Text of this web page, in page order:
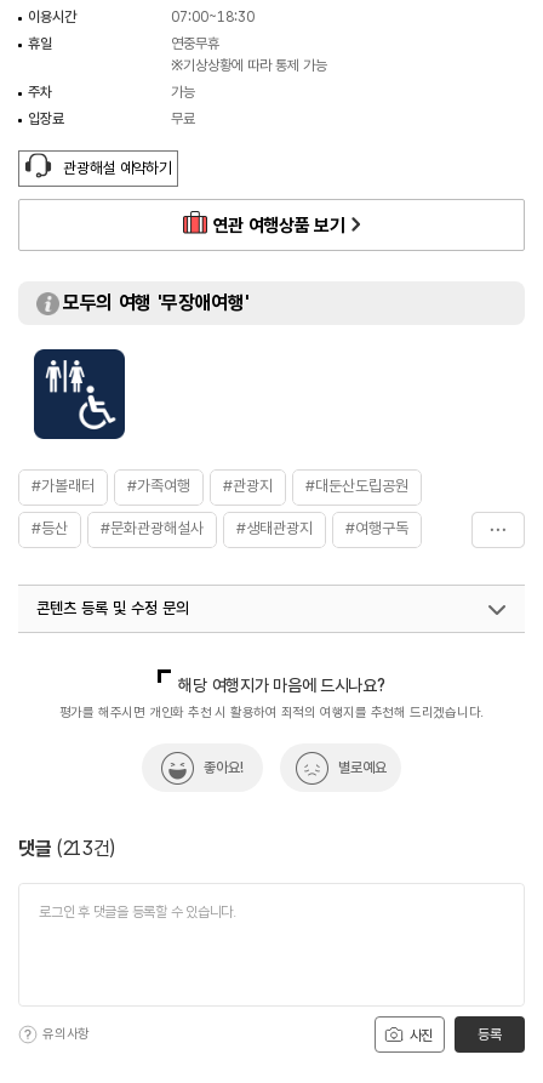
이용시간
07:00~18:30
휴일
연중무휴
※기상상황에 따라 통제 가능
주차
가능
입장료
무료
관광해설 예약하기
연관 여행상품 보기
모두의 여행 '무장애여행'
#가볼래터 #가족여행 #관광지 #대둔산도립공원
#등산 #문화관광해설사 #생태관광지 #여행구독
#자연풍경 #자연환경
콘텐츠 등록 및 수정 문의
열린관광콘텐츠팀(열린관광-모두의여행)
033-738-3425
해당 여행지가 마음에 드시나요?
평가를 해주시면 개인화 추천 시 활용하여 최적의 여행지를 추천해 드리겠습니다.
좋아요! 별로예요
댓글 (213건)
사진
유의사항 등록